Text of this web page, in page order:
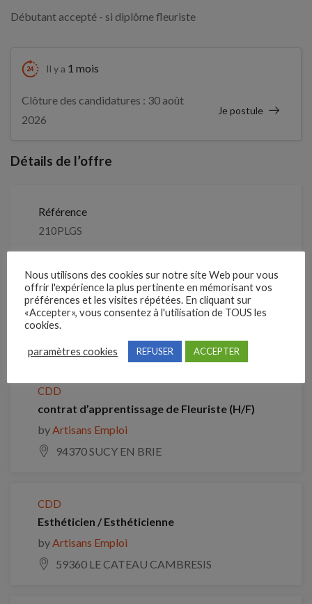
Débutant accepté - si diplôme fleuriste
Il y a 1 mois
Clôture des candidatures : 30 août
2026
Je postule
Détails de l’offre
Référence
210PLGS
Clôture des candidatures : 30 août 2026
Je postule
Emplois similaires
CDD
contrat d’apprentissage de Fleuriste (H/F)
byArtisans Emploi
94370 SUCY EN BRIE
CDD
Esthéticien / Esthéticienne
byArtisans Emploi
59360 LE CATEAU CAMBRESIS
Nous utilisons des cookies sur notre site Web pour vous
offrir l'expérience la plus pertinente en mémorisant vos
préférences et les visites répétées. En cliquant sur
«Accepter», vous consentez à l'utilisation de TOUS les
cookies.
paramètres cookies REFUSER ACCEPTER